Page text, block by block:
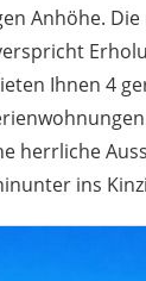
Anhöhe. Die
Ihnen 4
herrliche
ins